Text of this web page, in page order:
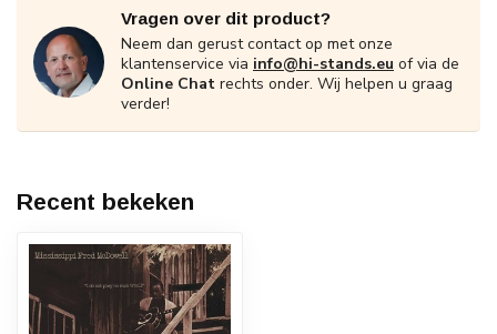
Vragen over dit product?
Neem dan gerust contact op met onze
klantenservice via info@hi-stands.eu of via de
Online Chat rechts onder. Wij helpen u graag
verder!
Recent bekeken